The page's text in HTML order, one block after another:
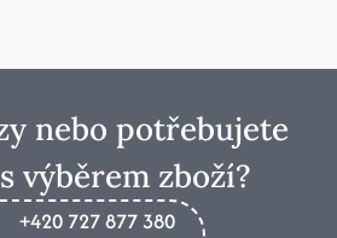
nebo potřebujete
výběrem zboží?
+420 727 877 380